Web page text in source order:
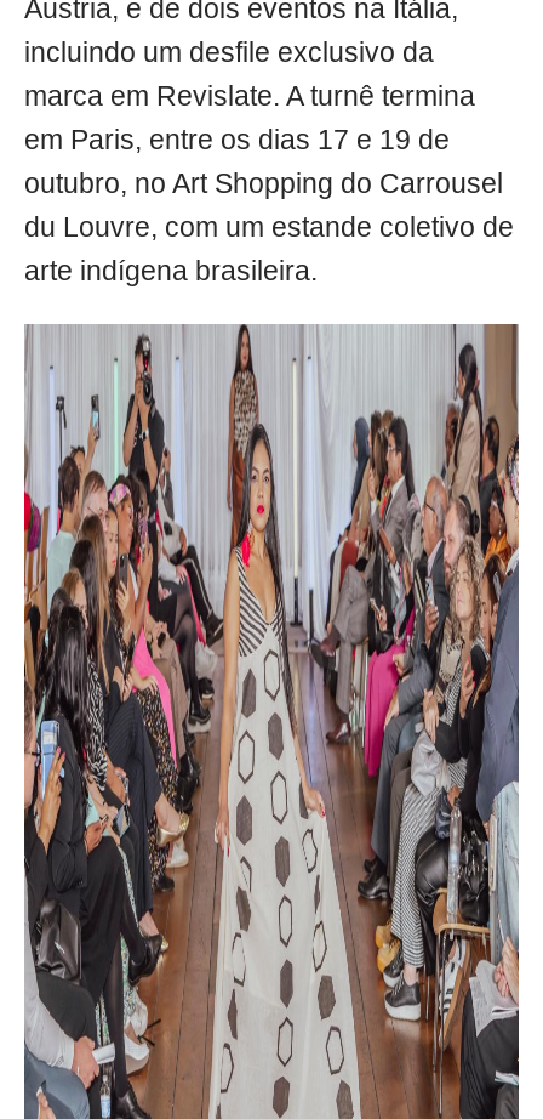
Áustria, e de dois eventos na Itália,
incluindo um desfile exclusivo da
marca em Revislate. A turnê termina
em Paris, entre os dias 17 e 19 de
outubro, no Art Shopping do Carrousel
du Louvre, com um estande coletivo de
arte indígena brasileira.